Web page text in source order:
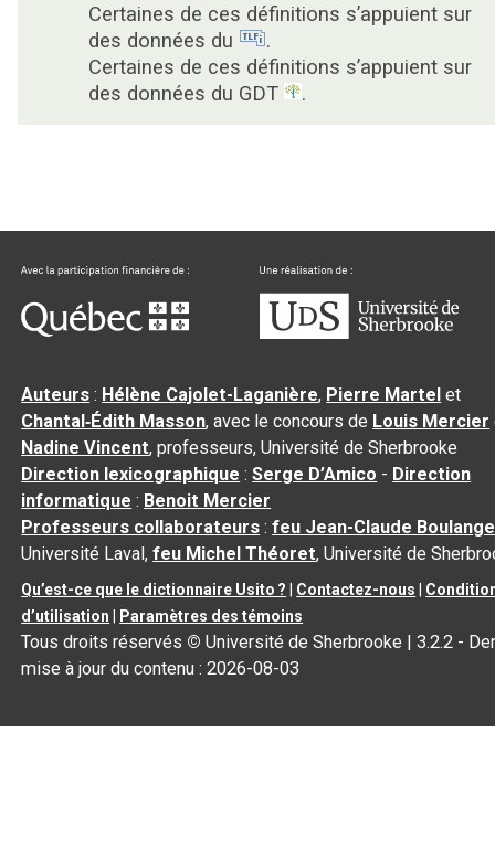
Certaines de ces définitions s’appuient sur
des données du
.
Certaines de ces définitions s’appuient sur
des données du GDT
.
Auteurs : Hélène Cajolet-Laganière, Pierre Martel et
Chantal‑Édith Masson, avec le concours de Louis Mercier
Nadine Vincent, professeurs, Université de Sherbrooke
Direction lexicographique :Serge D’Amico - Direction
informatique : Benoit Mercier
Professeurs collaborateurs :feu Jean-Claude
Université Laval,feu Michel Théoret, Université de
Qu’est-ce que le dictionnaire Usito ? Contactez-nous
d’utilisation
Paramètres des témoins
Tous droits réservés © Université de Sherbrooke |3.2.2 -
mise à jour du contenu :2026-08-03